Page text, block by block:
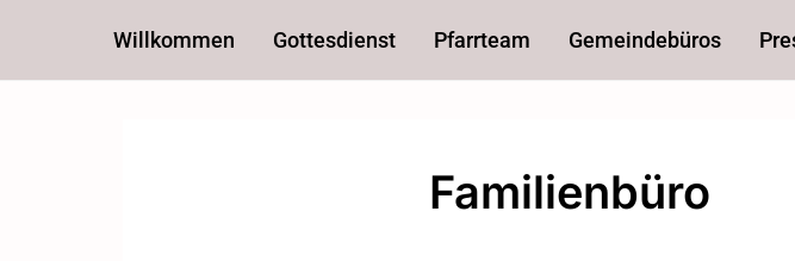
Willkommen Gottesdienst Pfarrteam Gemeindebüros
Familienbüro